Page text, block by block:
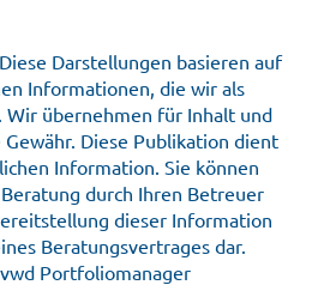
Darstellungen basieren auf
Informationen, die wir als
Wir übernehmen für Inhalt und
Diese Publikation dient
Information. Sie können
durch Ihren Betreuer
dieser Information
Beratungsvertrages dar.
Portfoliomanager